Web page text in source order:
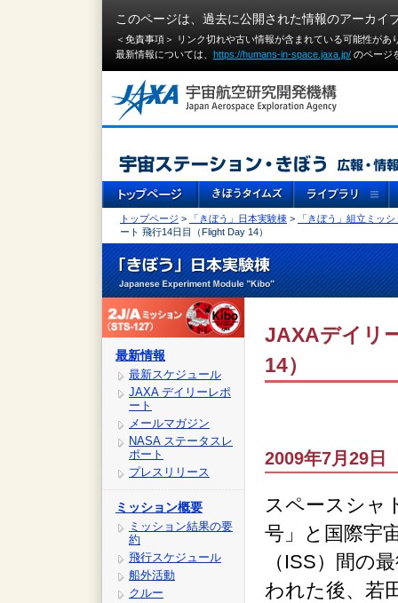
このページは、過去に公開された情報のアーカイ
＜免責事項＞ リンク切れや古い情報が含まれている可能性が
最新情報については、 https://humans-in-space.jaxa.jp/ のページ
トップページ > 「きぼう」日本実験棟 >
「きぼう」組立ミッシ
ート 飛行14日目（Flight Day 14）
最新情報
最新スケジュール
JAXA デイリーレポ
ート
メールマガジン
NASA ステータスレ
ポート
プレスリリース
ミッション概要
ミッション結果の要
約
飛行スケジュール
船外活動
クルー
JAXAデイリ
14）
2009年7月29
スペースシャ
号」と国際宇
（ISS）間の
われた後、若